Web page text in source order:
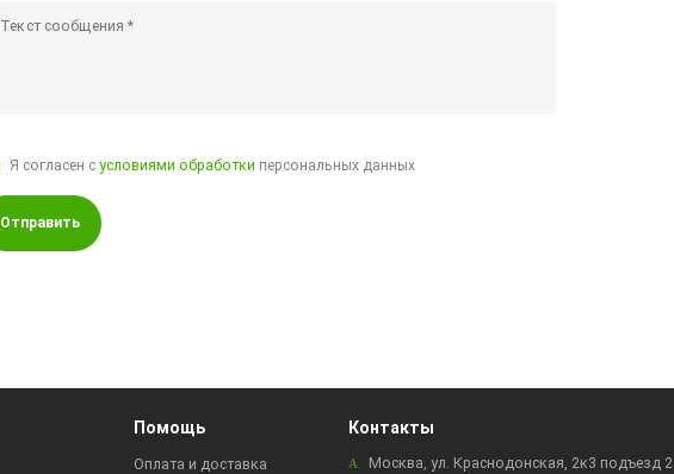
Я согласен сусловиями обработки персональных данных
Отправить
Помощь
Оплата и доставка
Контакты
Москва, ул. Краснодонская, 2к3 подъезд 2